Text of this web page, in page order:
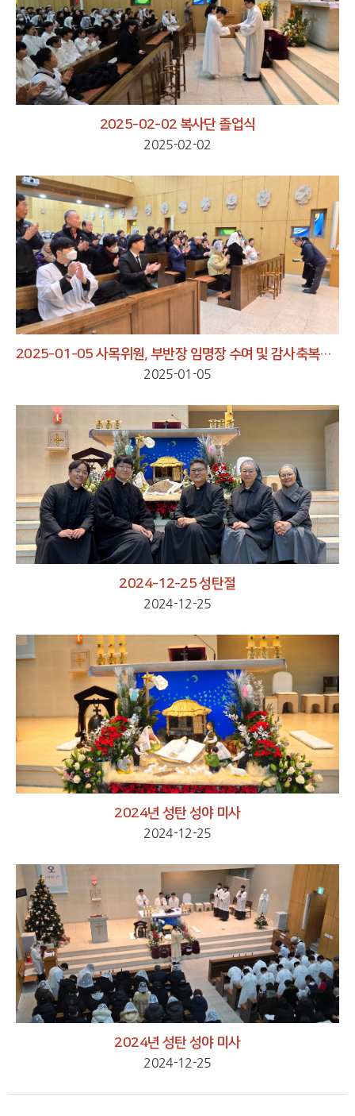
2025-02-02 복사단 졸업식
2025-02-02
2025-01-05 사목위원, 부반장 임명장 수여 및 감사축복장 수여
2025-01-05
2024-12-25 성탄절
2024-12-25
2024년 성탄 성야 미사
2024-12-25
2024년 성탄 성야 미사
2024-12-25